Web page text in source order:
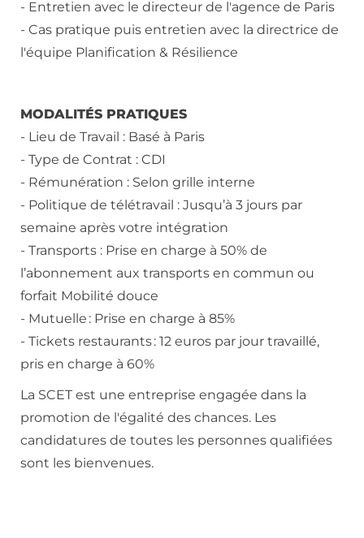
- Entretien avec le directeur de l'agence de Paris
- Cas pratique puis entretien avec la directrice de
l'équipe Planification & Résilience
MODALITÉS PRATIQUES
- Lieu de Travail : Basé à Paris
- Type de Contrat : CDI
- Rémunération : Selon grille interne
- Politique de télétravail : Jusqu’à 3 jours par
semaine après votre intégration
- Transports : Prise en charge à 50% de
l’abonnement aux transports en commun ou
forfait Mobilité douce
- Mutuelle : Prise en charge à 85%
- Tickets restaurants : 12 euros par jour travaillé,
pris en charge à 60%
La SCET est une entreprise engagée dans la
promotion de l'égalité des chances. Les
candidatures de toutes les personnes qualifiées
sont les bienvenues.